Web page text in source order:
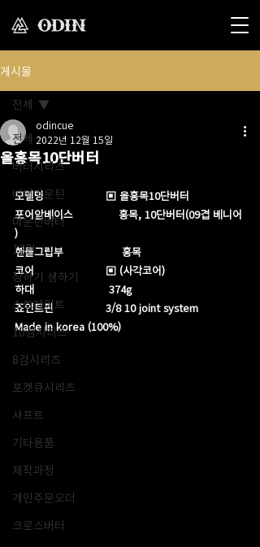
게시물
전체
버터시리즈
버터마운틴
마운틴버터
12검
장하기 생하기
스트레이트
10검시리즈
8검시리즈
포켓큐시리즈
샤프트
기타용품
제작과정
개인주문오더
크로스버터
전체
올홍목10단버터
odincue
2022년 12월 15일
모델명                   ▣ 올홍목10단버터
포어암베이스              홍목, 10단버터(09겹 베니어
)
핸들그립부                  홍목
코어                      ▣ (사각코어)
하대                       374g​
죠인트핀                3/8 10 joint system
Made in korea (100%)